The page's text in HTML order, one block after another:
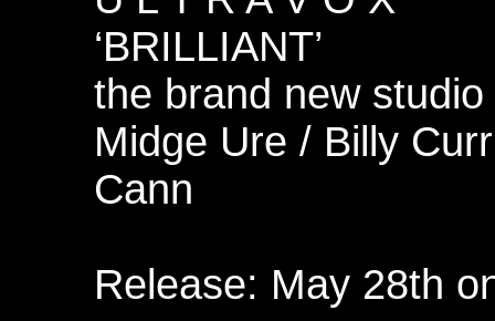
‘BRILLIANT’
the brand new
Midge Ure / Billy
Cann
Release: May 28th